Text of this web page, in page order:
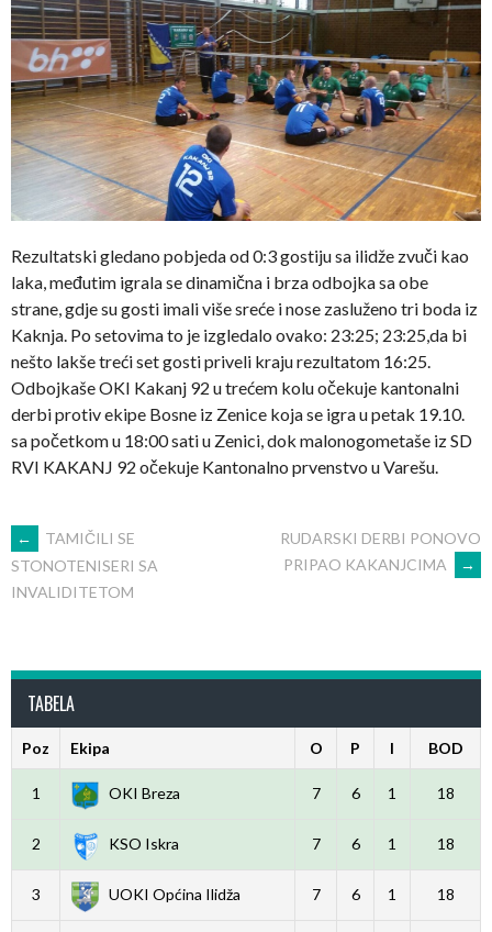
Rezultatski gledano pobjeda od 0:3 gostiju sa ilidže zvuči kao
laka, međutim igrala se dinamična i brza odbojka sa obe
strane, gdje su gosti imali više sreće i nose zasluženo tri boda iz
Kaknja. Po setovima to je izgledalo ovako: 23:25; 23:25,da bi
nešto lakše treći set gosti priveli kraju rezultatom 16:25.
Odbojkaše OKI Kakanj 92 u trećem kolu očekuje kantonalni
derbi protiv ekipe Bosne iz Zenice koja se igra u petak 19.10.
sa početkom u 18:00 sati u Zenici, dok malonogometaše iz SD
RVI KAKANJ 92 očekuje Kantonalno prvenstvo u Varešu.
POST
NAVIGATION
←
TAMIČILI SE
STONOTENISERI SA
INVALIDITETOM
RUDARSKI DERBI PONOVO
PRIPAO KAKANJCIMA
→
TABELA
Poz Ekipa O P I BOD
1 OKI Breza 7 6 1 18
2 KSO Iskra 7 6 1 18
3 UOKI Općina Ilidža 7 6 1 18